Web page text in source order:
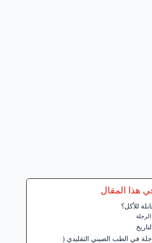
هذا المقال
للأكل؟
في الطب الصيني التقليدي (